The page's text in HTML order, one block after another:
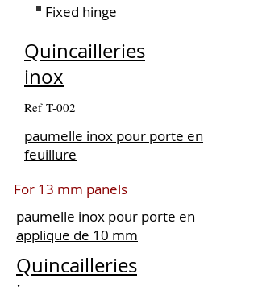
Fixed hinge
Quincailleries
inox
Ref T-002
paumelle inox pour porte en
feuillure
For 13 mm panels
paumelle inox pour porte en
applique de 10 mm
Quincailleries